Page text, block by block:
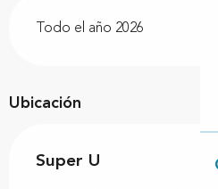
Todo el año 2026
Ubicación
Super U